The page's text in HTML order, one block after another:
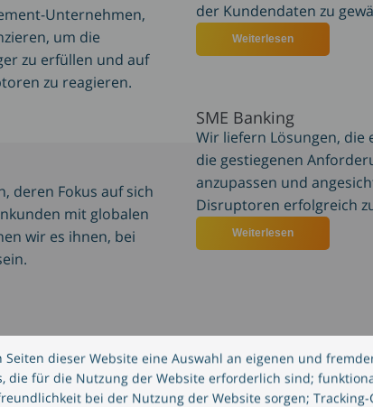
dieser Website eine Auswahl an eigenen und
die für die Nutzung der Website erforderlich sind;
bei der Nutzung der Website sorgen; Tracking-
Unternehmen,
um die
zu erfüllen und auf
zu reagieren.
der Kundendaten zu
Weiterlesen
deren Fokus auf sich
mit globalen
wir es ihnen, bei
SME Banking
Wir liefern Lösungen, die
die gestiegenen
anzupassen und
Disruptoren erfolgreich
Weiterlesen
dabei, den
konform und